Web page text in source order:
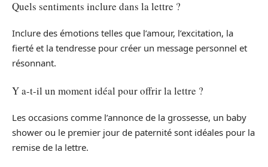
Quels sentiments inclure dans la lettre ?
Inclure des émotions telles que l’amour, l’excitation, la
fierté et la tendresse pour créer un message personnel et
résonnant.
Y a-t-il un moment idéal pour offrir la lettre ?
Les occasions comme l’annonce de la grossesse, un baby
shower ou le premier jour de paternité sont idéales pour la
remise de la lettre.